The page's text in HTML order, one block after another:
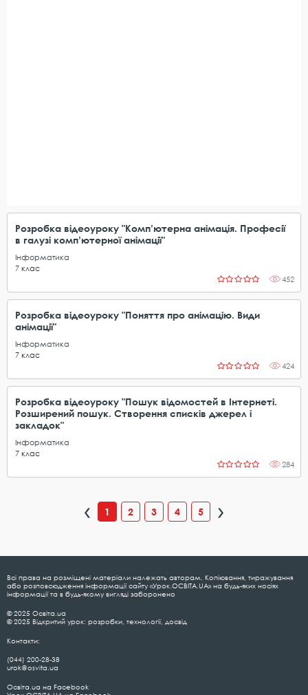
Розробка відеоуроку "Комп’ютерна анімація. Професії
в галузі комп’ютерної анімації"
Інформатика
7 клас
452
Розробка відеоуроку "Поняття про анімацію. Види
анімації"
Інформатика
7 клас
424
Розробка відеоуроку "Пошук відомостей в Інтернеті.
Розширений пошук. Створення списків джерел і
закладок"
Інформатика
7 клас
284
1 2 3 4 5
Всі права на розміщені матеріали належать авторам. Копіювання, тиражування
або розповсюдження інформації сайту «Урок.ОСВІТА.UA» на будь-яких носіях
інформації та в будь-якому вигляді заборонено
© 2025 Освіта.ua
© 2025 Відкритий урок: розробки, технології, досвід
Контакти:
(044) 200-28-38
urok@osvita.ua
Освіта.ua на Facebook